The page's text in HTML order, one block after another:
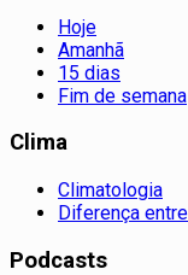
Hoje
Amanhã
15 dias
Fim de semana
Clima
Climatologia
Diferença
Podcasts